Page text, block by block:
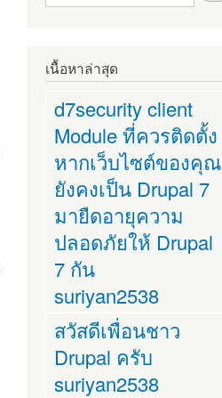
เนื้อหาล่าสุด
d7security client
Module ที่ควรติดตั้ง
หากเว็บไซต์ของคุณ
ยังคงเป็น Drupal 7
มายืดอายุความ
ปลอดภัยให้ Drupal
7 กัน
suriyan2538
สวัสดีเพื่อนชาว
Drupal ครับ
suriyan2538